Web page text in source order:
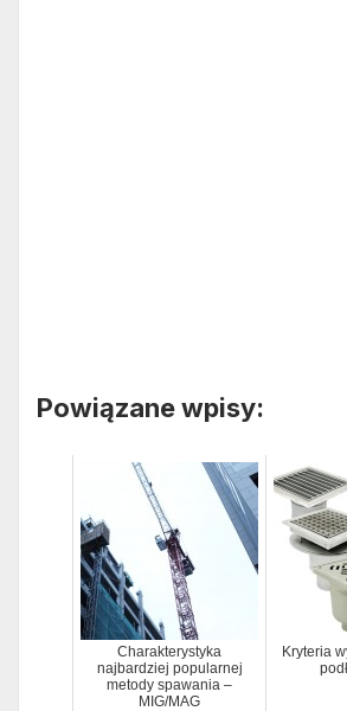
Powiązane wpisy:
Charakterystyka
najbardziej popularnej
metody spawania –
MIG/MAG
Kryteria